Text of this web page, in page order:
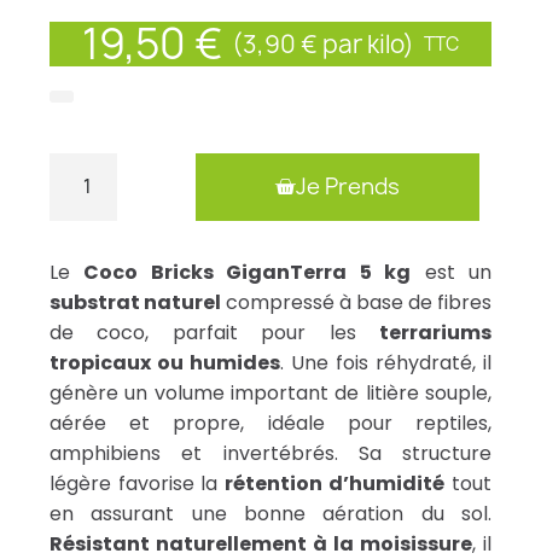
19,50 € (3,90 € par kilo) TTC
Je Prends
Le Coco Bricks GiganTerra 5 kg est un
substrat naturel compressé à base de fibres
de coco, parfait pour les terrariums
tropicaux ou humides. Une fois réhydraté, il
génère un volume important de litière souple,
aérée et propre, idéale pour reptiles,
amphibiens et invertébrés. Sa structure
légère favorise la rétention d’humidité tout
en assurant une bonne aération du sol.
Résistant naturellement à la moisissure, il